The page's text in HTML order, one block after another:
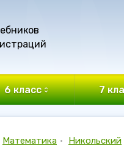
6 класс 7
Математика • Никольский